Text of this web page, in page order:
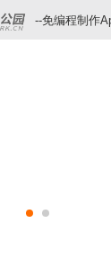
--免编程制作